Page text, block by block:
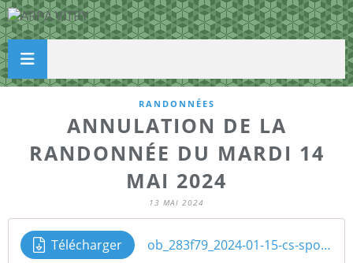
RANDONNÉES
ANNULATION DE LA
RANDONNÉE DU MARDI 14
MAI 2024
13 MAI 2024
Télécharger ob_283f79_2024-01-15-cs-sports-rappel-rando-16